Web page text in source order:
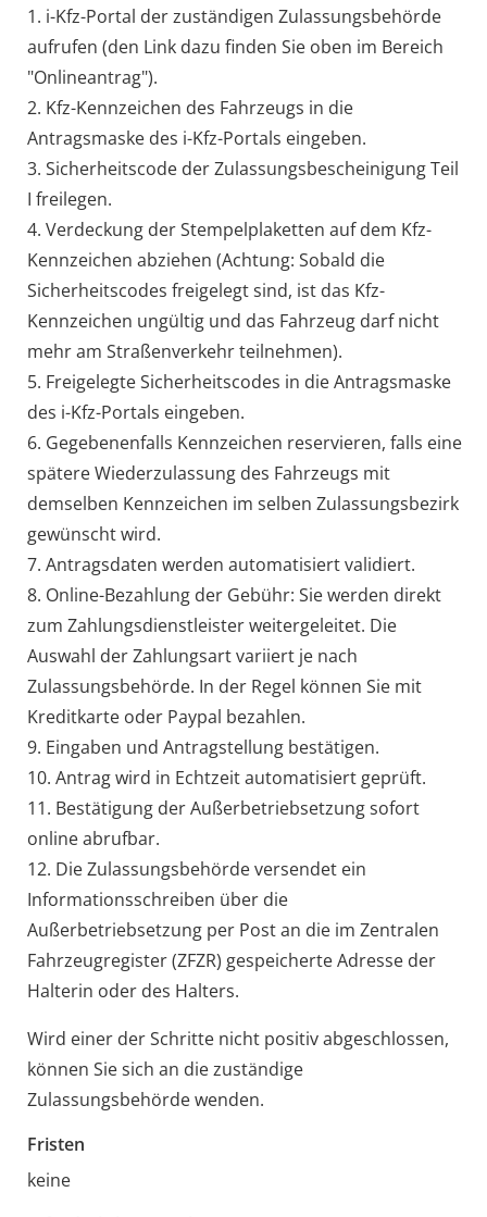
1. i-Kfz-Portal der zuständigen Zulassungsbehörde
aufrufen (den Link dazu finden Sie oben im Bereich
"Onlineantrag").
2. Kfz-Kennzeichen des Fahrzeugs in die
Antragsmaske des i-Kfz-Portals eingeben.
3. Sicherheitscode der Zulassungsbescheinigung Teil
I freilegen.
4. Verdeckung der Stempelplaketten auf dem Kfz-
Kennzeichen abziehen (Achtung: Sobald die
Sicherheitscodes freigelegt sind, ist das Kfz-
Kennzeichen ungültig und das Fahrzeug darf nicht
mehr am Straßenverkehr teilnehmen).
5. Freigelegte Sicherheitscodes in die Antragsmaske
des i-Kfz-Portals eingeben.
6. Gegebenenfalls Kennzeichen reservieren, falls eine
spätere Wiederzulassung des Fahrzeugs mit
demselben Kennzeichen im selben Zulassungsbezirk
gewünscht wird.
7. Antragsdaten werden automatisiert validiert.
8. Online-Bezahlung der Gebühr: Sie werden direkt
zum Zahlungsdienstleister weitergeleitet. Die
Auswahl der Zahlungsart variiert je nach
Zulassungsbehörde. In der Regel können Sie mit
Kreditkarte oder Paypal bezahlen.
9. Eingaben und Antragstellung bestätigen.
10. Antrag wird in Echtzeit automatisiert geprüft.
11. Bestätigung der Außerbetriebsetzung sofort
online abrufbar.
12. Die Zulassungsbehörde versendet ein
Informationsschreiben über die
Außerbetriebsetzung per Post an die im Zentralen
Fahrzeugregister (ZFZR) gespeicherte Adresse der
Halterin oder des Halters.
Wird einer der Schritte nicht positiv abgeschlossen,
können Sie sich an die zuständige
Zulassungsbehörde wenden.
Fristen
keine